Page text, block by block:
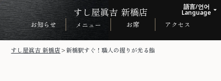
すし屋眞吉 新橋店>新橋駅すぐ！職人の握りが光る鮨
語言/언어
Language arrow_drop_up
すし屋眞吉 新橋店
お知らせ メニュー お席 アクセス